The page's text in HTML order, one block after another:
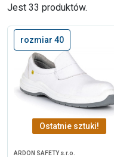
Jest 33 produktów.
rozmiar 40
Ostatnie sztuki!
ARDON SAFETY s.r.o.